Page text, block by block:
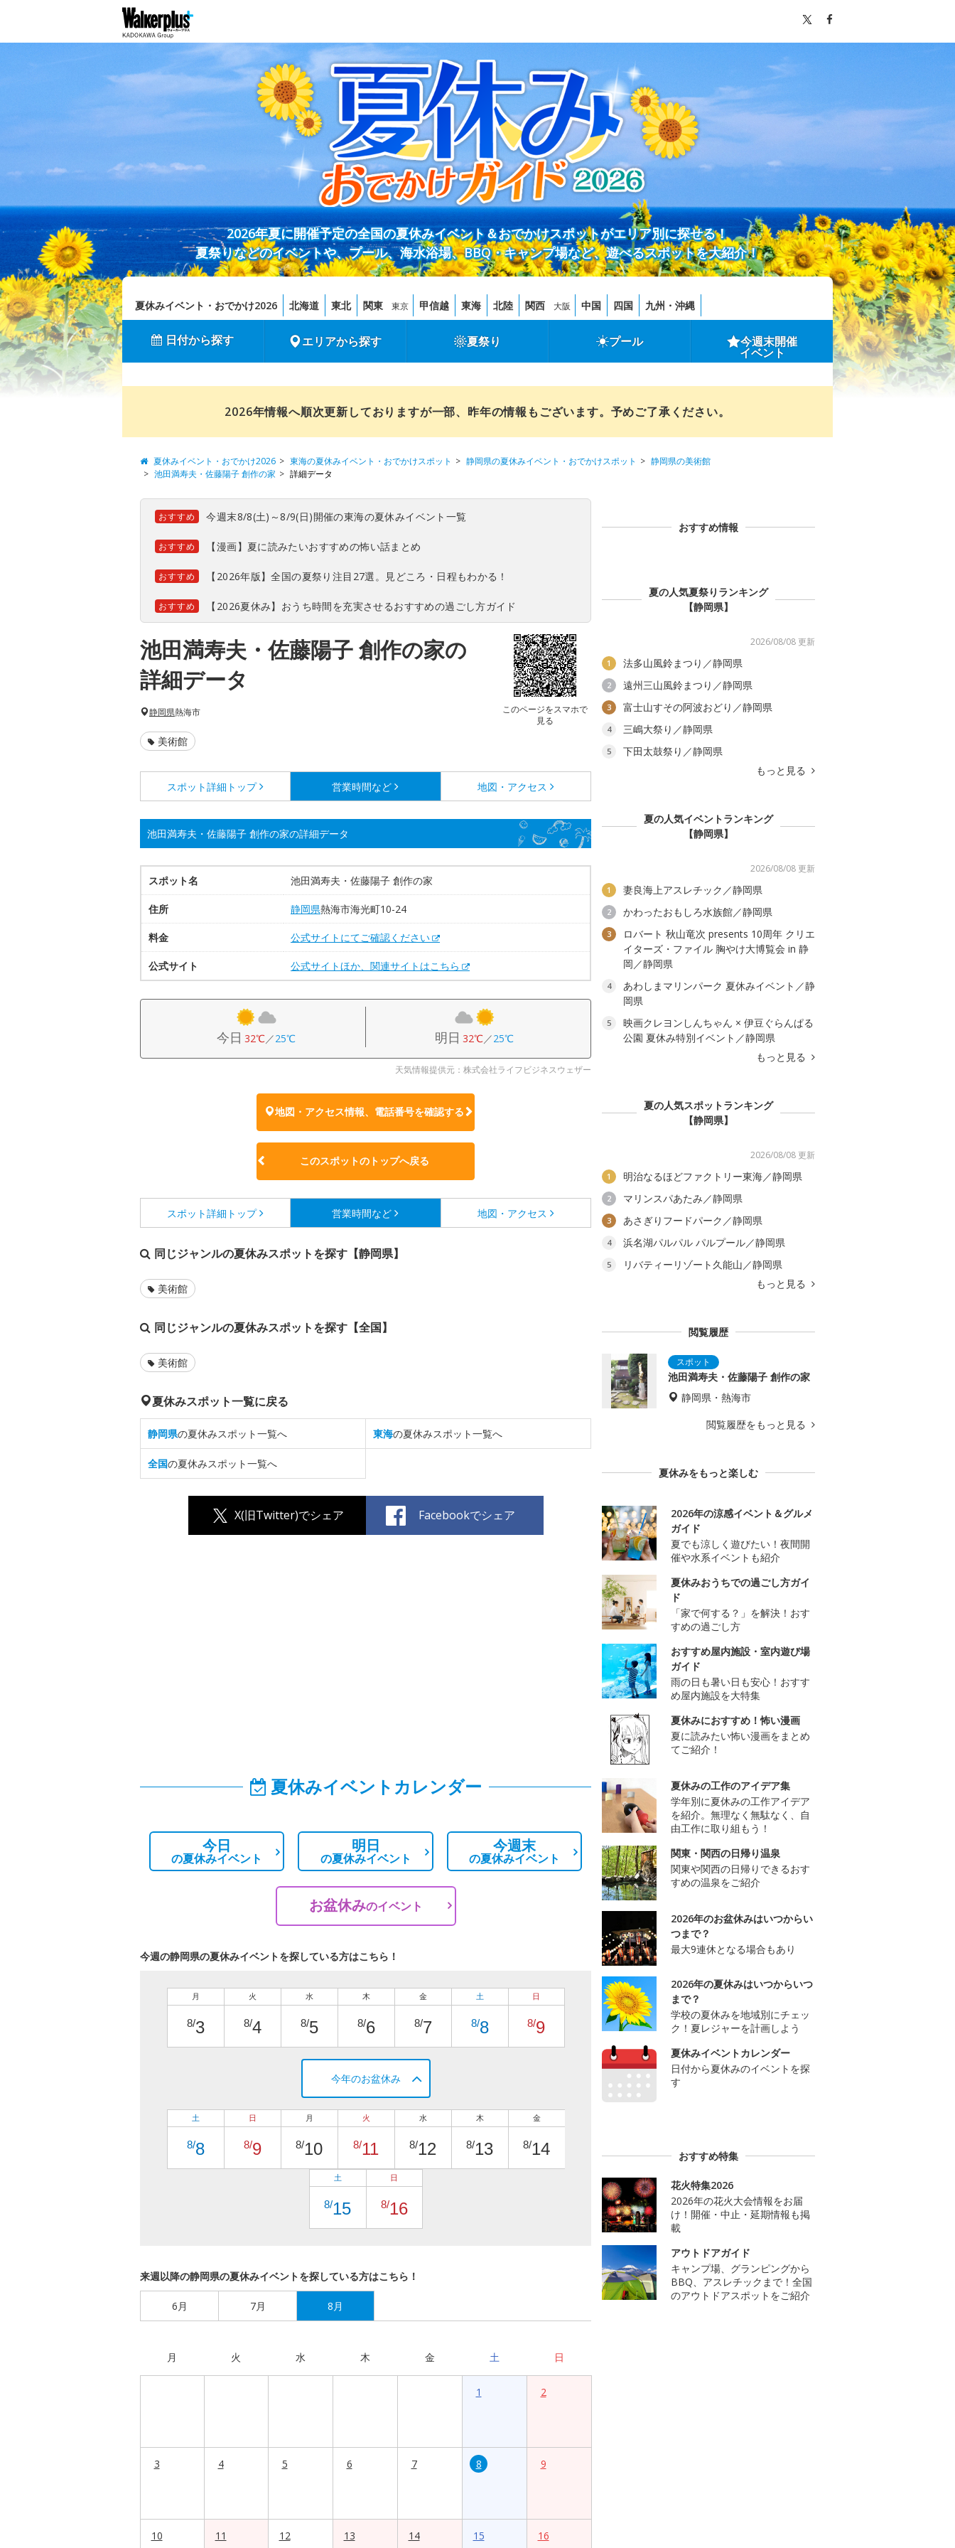
2026年夏に開催予定の全国の夏休みイベント＆おでかけスポットがエリア別に探せる！
夏祭りなどのイベントや、プール、海水浴場、BBQ・キャンプ場など、遊べるスポットを大紹介！
夏休みイベント・おでかけ2026 北海道 東北 関東 東京 甲信越 東海 北陸 関西 大阪 中国 四国 九州・沖縄
日付から探す エリアから探す 夏祭り プール 今週末開催
イベント
2026年情報へ順次更新しておりますが一部、昨年の情報もございます。予めご了承ください。
夏休みイベント・おでかけ2026 東海の夏休みイベント・おでかけスポット 静岡県の夏休みイベント・おでかけスポット
静岡県の美術館
池田満寿夫・佐藤陽子 創作の家
詳細データ
おすすめ 今週末8/8(土)～8/9(日)開催の東海の夏休みイベント一覧
おすすめ 【漫画】夏に読みたいおすすめの怖い話まとめ
おすすめ 【2026年版】全国の夏祭り注目27選。見どころ・日程もわかる！
おすすめ 【2026夏休み】おうち時間を充実させるおすすめの過ごし方ガイド
池田満寿夫・佐藤陽子 創作の家の
詳細データ
このページをスマホで
見る
静岡県熱海市
美術館
スポット詳細 トップ 営業時間など 地図・アクセス
池田満寿夫・佐藤陽子 創作の家の詳細データ
スポット名 池田満寿夫・佐藤陽子 創作の家
住所 静岡県熱海市海光町10-24
料金 公式サイトにてご確認ください
公式サイト 公式サイトほか、関連サイトはこちら
今日 32℃／25℃ 明日 32℃／25℃
天気情報提供元：株式会社ライフビジネスウェザー
地図・アクセス情報、電話番号を確認する
このスポットのトップへ戻る
スポット詳細 トップ 営業時間など 地図・アクセス
同じジャンルの夏休みスポットを探す【静岡県】
美術館
同じジャンルの夏休みスポットを探す【全国】
美術館
夏休みスポット一覧に戻る
静岡県の夏休みスポット一覧へ 東海の夏休みスポット一覧へ
全国の夏休みスポット一覧へ
X(旧Twitter)でシェア Facebookでシェア
夏休みイベントカレンダー
今日
の夏休みイベント
明日
の夏休みイベント
今週末
の夏休みイベント
お盆休みのイベント
今週の静岡県の夏休みイベントを探している方はこちら！
月
8/3
火
8/4
水
8/5
木
8/6
金
8/7
土
8/8
日
8/9
今年のお盆休み
土
8/8
日
8/9
月
8/10
火
8/11
水
8/12
木
8/13
金
8/14
土
8/15
日
8/16
来週以降の静岡県の夏休みイベントを探している方はこちら！
6月 7月 8月
月 火 水 木 金 土 日
1 2
3 4 5 6 7 8 9
10 11 12 13 14 15 16
おすすめ情報
夏の人気夏祭りランキング
【静岡県】
2026/08/08 更新
1 法多山風鈴まつり／静岡県
2 遠州三山風鈴まつり／静岡県
3 富士山すその阿波おどり／静岡県
4 三嶋大祭り／静岡県
5
下田太鼓祭り／静岡県
もっと見る
夏の人気イベントランキング
【静岡県】
2026/08/08 更新
1 妻良海上アスレチック／静岡県
2 かわったおもしろ水族館／静岡県
3
ロバート 秋山竜次 presents 10周年 クリエ
イターズ・ファイル 胸やけ大博覧会 in 静
岡／静岡県
4
あわしまマリンパーク 夏休みイベント／静
岡県
5
映画クレヨンしんちゃん × 伊豆ぐらんぱる
公園 夏休み特別イベント／静岡県
もっと見る
夏の人気スポットランキング
【静岡県】
2026/08/08 更新
1 明治なるほどファクトリー東海／静岡県
2 マリンスパあたみ／静岡県
3 あさぎりフードパーク／静岡県
4 浜名湖パルパル パルプール／静岡県
5
リバティーリゾート久能山／静岡県
もっと見る
閲覧履歴
池田満寿夫・佐藤陽子 創作の家
静岡県・熱海市
閲覧履歴をもっと見る
夏休みをもっと楽しむ
2026年の涼感イベント＆グルメ
ガイド
夏でも涼しく遊びたい！夜間開
催や水系イベントも紹介
夏休みおうちでの過ごし方ガイ
ド
「家で何する？」を解決！おす
すめの過ごし方
おすすめ屋内施設・室内遊び場
ガイド
雨の日も暑い日も安心！おすす
め屋内施設を大特集
夏休みにおすすめ！怖い漫画
夏に読みたい怖い漫画をまとめ
てご紹介！
夏休みの工作のアイデア集
学年別に夏休みの工作アイデア
を紹介。無理なく無駄なく、自
由工作に取り組もう！
関東・関西の日帰り温泉
関東や関西の日帰りできるおす
すめの温泉をご紹介
2026年のお盆休みはいつからい
つまで？
最大9連休となる場合もあり
2026年の夏休みはいつからいつ
まで？
学校の夏休みを地域別にチェッ
ク！夏レジャーを計画しよう
夏休みイベントカレンダー
日付から夏休みのイベントを探
す
おすすめ特集
花火特集2026
2026年の花火大会情報をお届
け！開催・中止・延期情報も掲
載
アウトドアガイド
キャンプ場、グランピングから
BBQ、アスレチックまで！全国
のアウトドアスポットをご紹介